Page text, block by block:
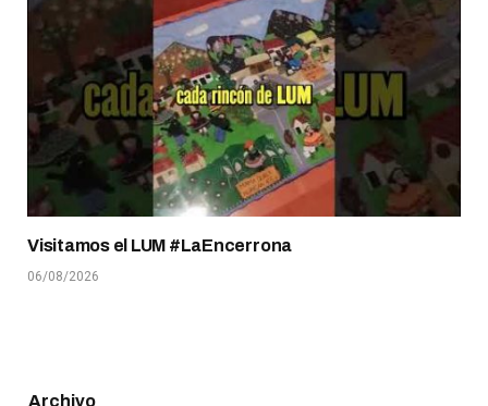
Visitamos el LUM #LaEncerrona
06/08/2026
Archivo